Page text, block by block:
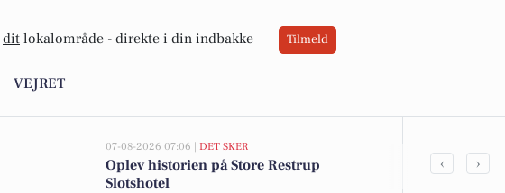
dit lokalområde - direkte i din indbakke Tilmeld
VEJRET
07-08-2026 07:06 | DET SKER
Oplev historien på Store Restrup
Slotshotel
Ildløs i
‹ ›